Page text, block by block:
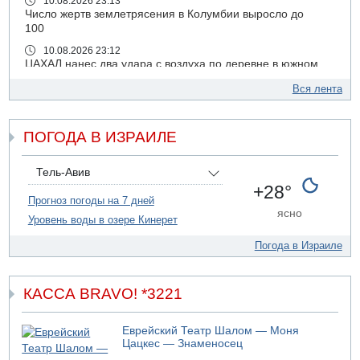
Число жертв землетрясения в Колумбии выросло до
100
10.08.2026 23:12
ЦАХАЛ нанес два удара с воздуха по деревне в южном
10.08.2026 19:30
человек
10.08.2026 18:58
58-летний мужчина тяжело ранен в ДТП на 31 шоссе у
перекрестка Лехавим
Об "исчезновении" Артема Кирпичёнка, сообщила
"Гаарец"а, вслед за 13 телеканалом
10.08.2026 17:31
900 дней со дня исчезновения Хайманут Касао: семья
Вся лента
ПОГОДА В ИЗРАИЛЕ
Тель-Авив
Прогноз погоды на 7 дней
Уровень воды в озере Кинерет
+28°
ясно
Погода в Израиле
КАССА BRAVO! *3221
Еврейский Театр Шалом — Моня
Цацкес — Знаменосец